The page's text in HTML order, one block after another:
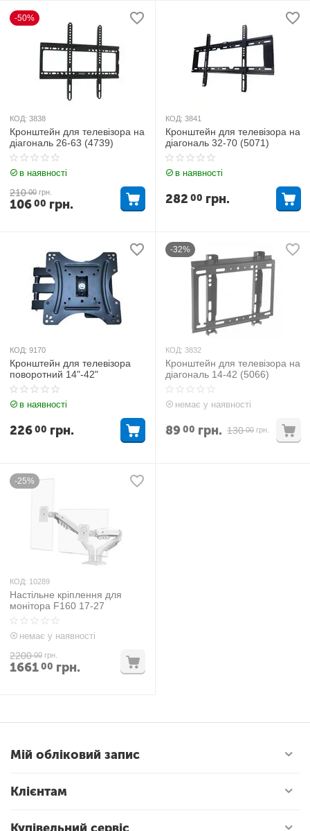
-50%
КОД: 3838
Кронштейн для телевізора на
діагональ 26-63 (4739)
в наявності
210 00 грн.
10600 грн.
КОД: 3841
Кронштейн для телевізора на
діагональ 32-70 (5071)
в наявності
282 00 грн.
КОД: 9170
Кронштейн для телевізора
поворотний 14"-42"
в наявності
22600 грн.
-32%
КОД: 3832
Кронштейн для телевізора на
діагональ 14-42 (5066)
немає у наявності
130 00 грн.
8900 грн.
-25%
КОД: 10289
Настільне кріплення для
монітора F160 17-27
немає у наявності
2200 00 грн.
166100 грн.
Мій обліковий запис
Клієнтам